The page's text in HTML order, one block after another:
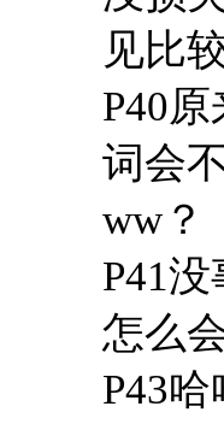
见比
P40
词会
ww？
P41
怎么
P43